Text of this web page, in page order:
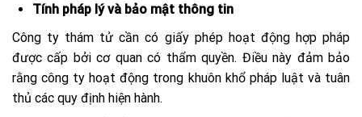
Tính pháp lý và bảo mật thông tin
Công ty thám tử cần có giấy phép hoạt động hợp pháp
được cấp bởi cơ quan có thẩm quyền. Điều này đảm bảo
rằng công ty hoạt động trong khuôn khổ pháp luật và tuân
thủ các quy định hiện hành.